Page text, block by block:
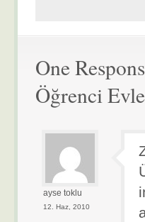
One
Öğrenci
ayse toklu
12. Haz, 2010